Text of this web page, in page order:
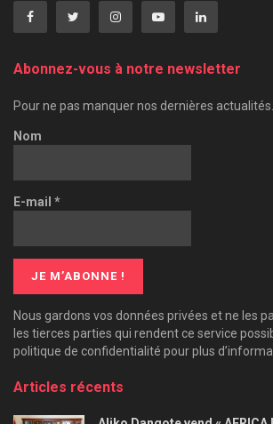
Abonnez-vous à notre newsletter
Pour ne pas manquer nos dernières actualités.
Nom
E-mail *
Nous gardons vos données privées et ne les
les tierces parties qui rendent ce service
politique de confidentialité pour plus
Articles récents